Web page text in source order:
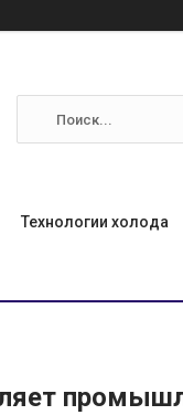
Технологии холода